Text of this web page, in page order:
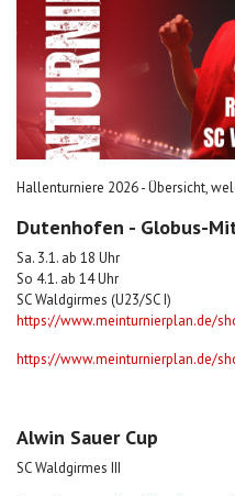
Hallenturniere 2026 - Übersicht,
Dutenhofen - Globus-
Sa. 3.1. ab 18 Uhr
So 4.1. ab 14 Uhr
SC Waldgirmes (U23/SC I)
https://www.meinturnierplan.de/
https://www.meinturnierplan.de/
Alwin Sauer Cup
SC Waldgirmes III